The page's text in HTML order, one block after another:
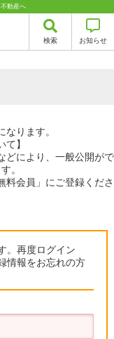
動産へ
検索 お知らせ
ります。
て】
どにより、一般公開がで
。
料会員」にご登録くださ
。再度ログイン
情報をお忘れの方